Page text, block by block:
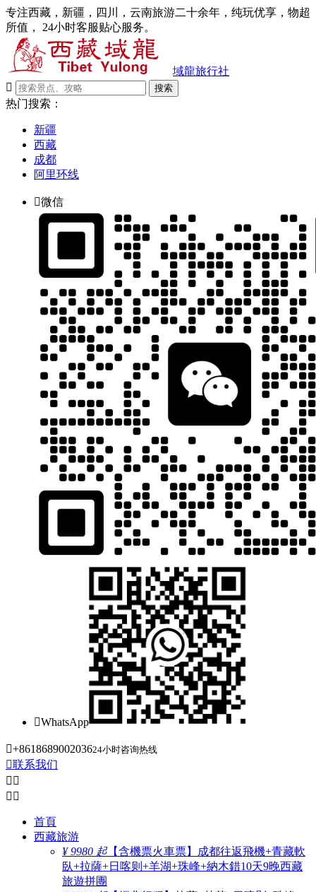
专注西藏，新疆，四川，云南旅游二十余年，纯玩优享，物超
所值， 24小时客服贴心服务。
域龍旅行社

搜索
热门搜索：
新疆
西藏
成都
阿里环线
微信
WhatsApp
+861868900203624小时咨询热线
联系我们
 
 
首頁
西藏旅游
¥ 9980 起【含機票火車票】成都往返飛機+青藏軟
臥+拉薩+日喀则+羊湖+珠峰+納木錯10天9晚西藏
旅遊拼團